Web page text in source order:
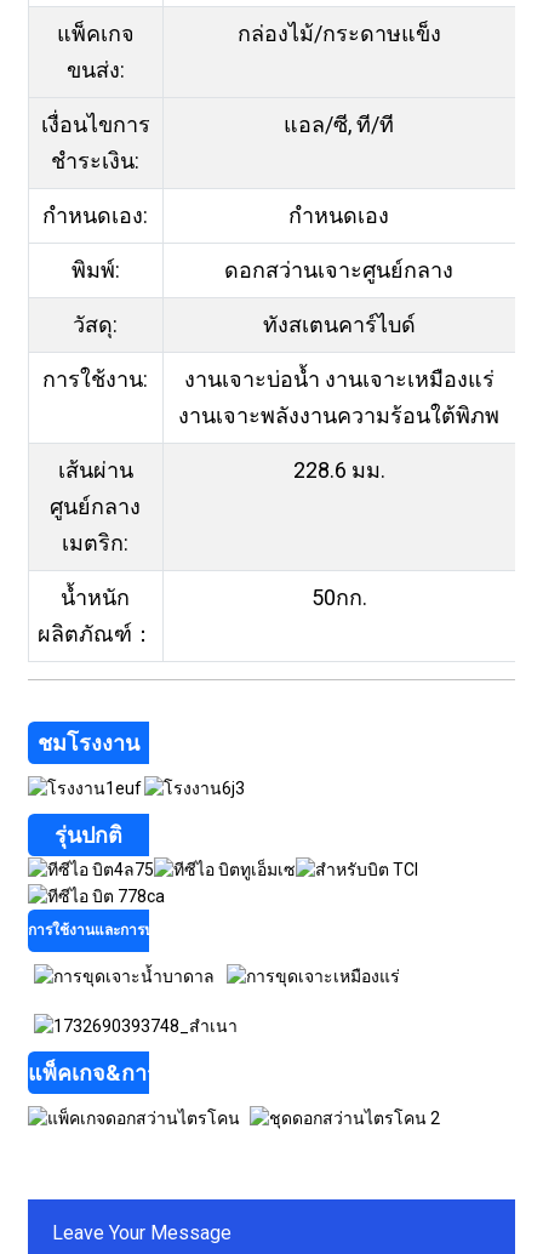
แพ็คเกจ
ขนส่ง:
กล่องไม้/กระดาษแข็ง
เงื่อนไขการ
ชำระเงิน:
แอล/ซี, ที/ที
กำหนดเอง: กำหนดเอง
พิมพ์: ดอกสว่านเจาะศูนย์กลาง
วัสดุ: ทังสเตนคาร์ไบด์
การใช้งาน:
งานเจาะบ่อน้ำ งานเจาะเหมืองแร่
งานเจาะพลังงานความร้อนใต้พิภพ
เส้นผ่าน
ศูนย์กลาง
เมตริก:
228.6 มม.
น้ำหนัก
ผลิตภัณฑ์：
50กก.
ชมโรงงาน
รุ่นปกติ
การใช้งานและการประยุกต์ใช้
แพ็คเกจ&การขนส่ง
Leave Your Message